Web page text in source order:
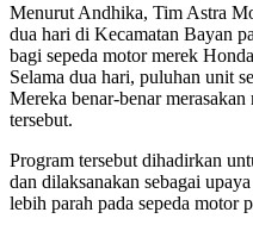
Menurut Andhika, Tim Astra
dua hari di Kecamatan Bayan
bagi sepeda motor merek
Selama dua hari, puluhan unit
Mereka benar-benar
tersebut.
Program tersebut dihadirkan
dan dilaksanakan sebagai
lebih parah pada sepeda motor